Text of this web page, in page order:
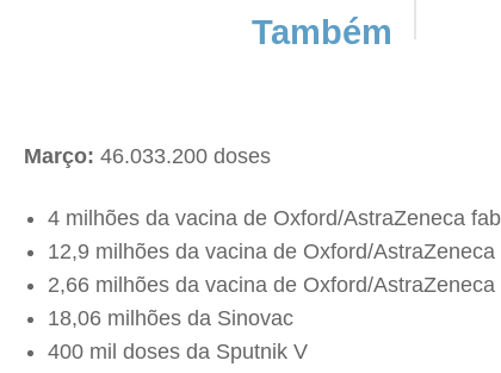
Também
Março: 46.033.200 doses
4 milhões da vacina de Oxford/AstraZeneca
12,9 milhões da vacina de Oxford/
2,66 milhões da vacina de Oxford/
18,06 milhões da Sinovac
400 mil doses da Sputnik V